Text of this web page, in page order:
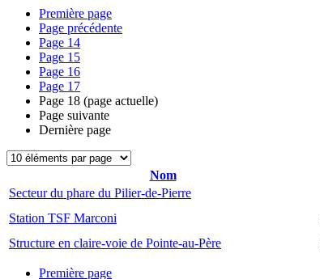
Première page
Page précédente
Page 14
Page 15
Page 16
Page 17
Page 18 (page actuelle)
Page suivante
Dernière page
Nom
Secteur du phare du Pilier-de-Pierre
Station TSF Marconi
Structure en claire-voie de Pointe-au-Père
Première page